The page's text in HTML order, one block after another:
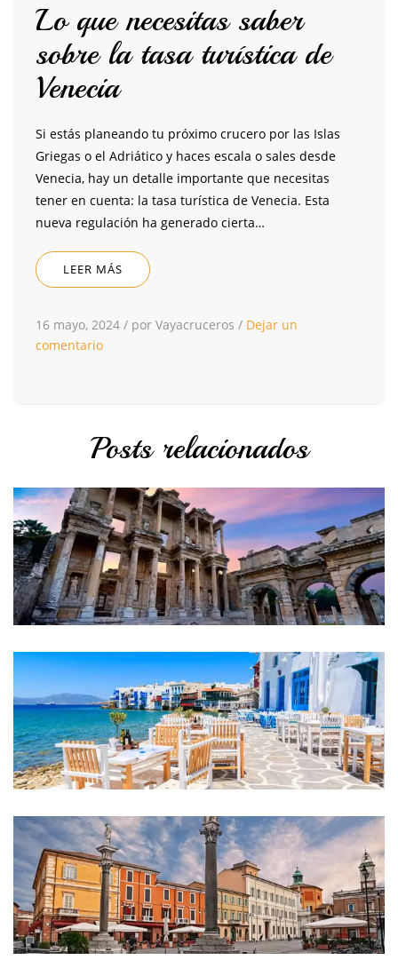
Lo que necesitas saber
sobre la tasa turística de
Venecia
Si estás planeando tu próximo crucero por las Islas
Griegas o el Adriático y haces escala o sales desde
Venecia, hay un detalle importante que necesitas
tener en cuenta: la tasa turística de Venecia. Esta
nueva regulación ha generado cierta…
LEER MÁS
16 mayo, 2024 / por Vayacruceros / Dejar un
comentario
Posts relacionados